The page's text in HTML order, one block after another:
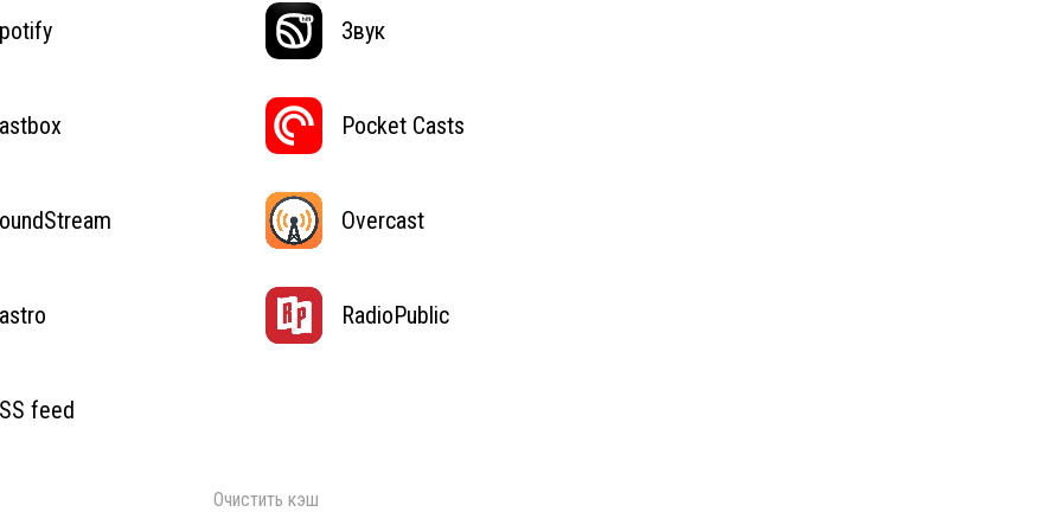
Звук
Pocket Casts
Overcast
RadioPublic
feed
Очистить кэш